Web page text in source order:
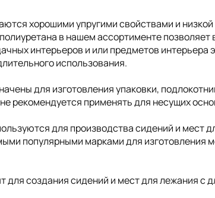
хорошими упругими свойствами и низкой
в нашем ассортименте позволяет
интерьеров и или предметов интерьера
использования.
для изготовления упаковки,
рекомендуется применять для несущих
для производства сидений и мест
популярными марками для изготовления
создания сидений и мест для лежания с